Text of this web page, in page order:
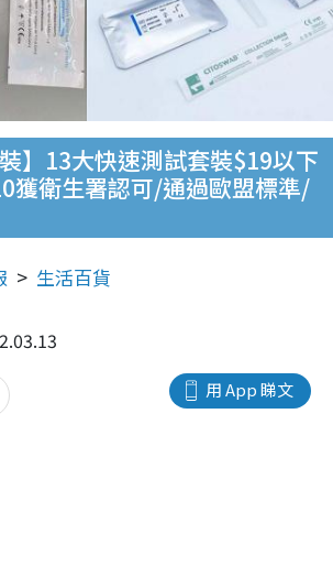
裝】13大快速測試套裝$19以下
獲衛生署認可/通過歐盟標準/
生活百貨
用 App 睇文